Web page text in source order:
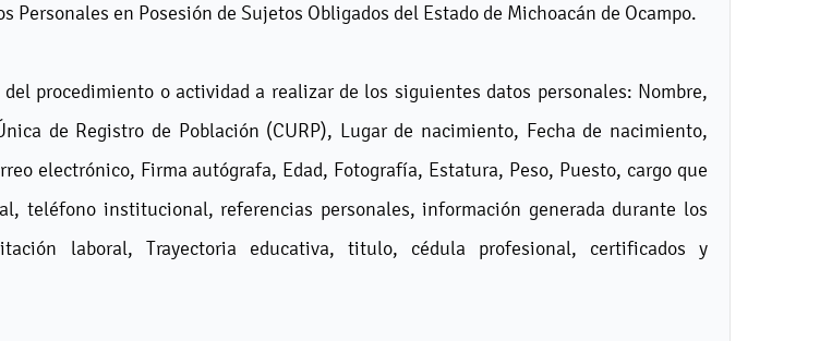
Personales en Posesión de Sujetos Obligados del Estado de Michoacán de Ocampo.
procedimiento o actividad a realizar de los siguientes datos personales: Nombre,
de Registro de Población (CURP), Lugar de nacimiento, Fecha de nacimiento,
electrónico, Firma autógrafa, Edad, Fotografía, Estatura, Peso, Puesto, cargo que
teléfono institucional, referencias personales, información generada durante los
laboral, Trayectoria educativa, titulo, cédula profesional, certificados y